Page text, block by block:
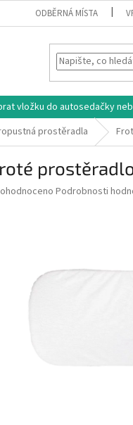
ODBĚRNÁ MÍSTA
vložku do autosedačky
prostěradla
Podrobnosti